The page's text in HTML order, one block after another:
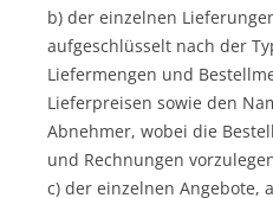
b) der einzelnen
aufgeschlüsselt nach der
Liefermengen und
Lieferpreisen sowie den
Abnehmer, wobei die
und Rechnungen
c) der einzelnen Angebote,